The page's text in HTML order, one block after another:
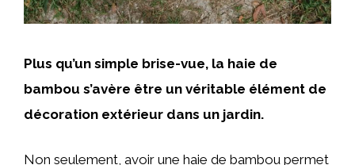
Plus qu’un simple brise-vue, la haie de
bambou s’avère être un véritable élément de
décoration extérieur dans un jardin.
Non seulement, avoir une haie de bambou permet